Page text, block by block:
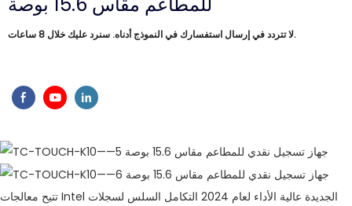
لا تتردد في إرسال استفسارك في النموذج أدناه. سنرد عليك خلال 8 ساعات.
تتيح معالجات Intel الجديدة عالية الأداء لعام 2024 التكامل السلس لسجلات